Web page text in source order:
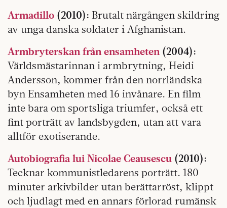
Armadillo (2010): Brutalt närgången skildring
av unga danska soldater i Afghanistan.
Armbryterskan från ensamheten(2004):
Världsmästarinnan i armbrytning, Heidi
Andersson, kommer från den norrländska
byn Ensamheten med 16 invånare. En film
inte bara om sportsliga triumfer, också ett
fint porträtt av landsbygden, utan att vara
alltför exotiserande.
Autobiografia lui Nicolae Ceausescu (2010):
Tecknar kommunistledarens porträtt. 180
minuter arkivbilder utan berättarröst, klippt
och ljudlagt med en annars förlorad rumänsk